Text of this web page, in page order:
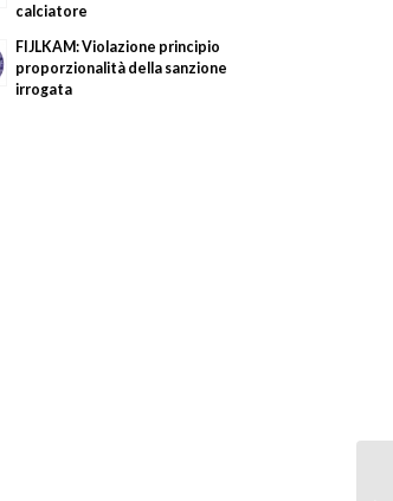
calciatore
FIJLKAM: Violazione principio
proporzionalità della sanzione
irrogata